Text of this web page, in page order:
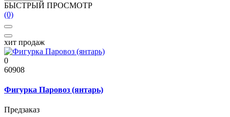
БЫСТРЫЙ ПРОСМОТР
(0)
хит продаж
0
60908
Фигурка Паровоз (янтарь)
Предзаказ